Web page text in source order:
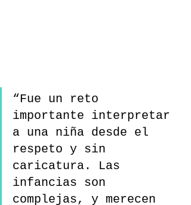
“Fue un reto
importante interpretar
a una niña desde el
respeto y sin
caricatura. Las
infancias son
complejas, y merecen